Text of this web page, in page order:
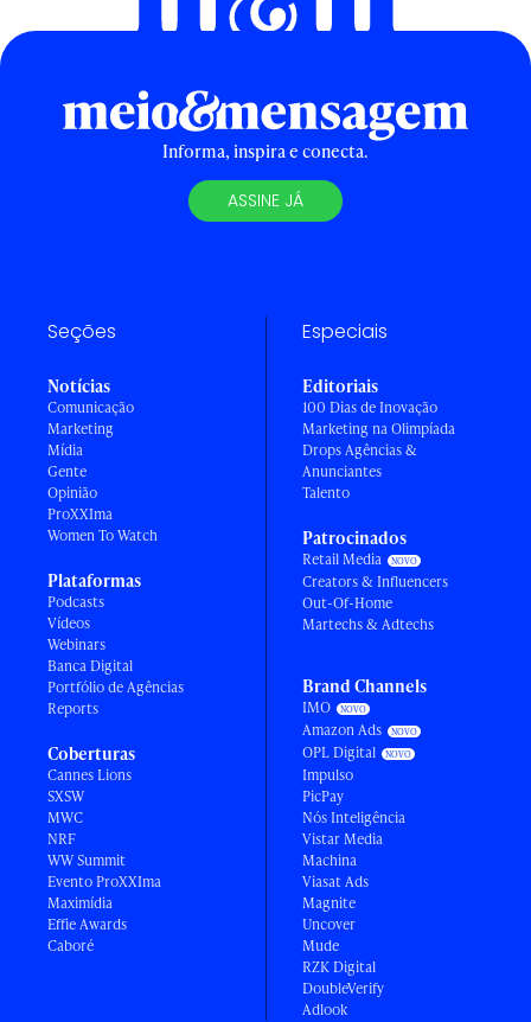
Informa, inspira e conecta.
ASSINE JÁ
Seções
Notícias
Comunicação
Marketing
Mídia
Gente
Opinião
ProXXIma
Women To Watch
Plataformas
Podcasts
Vídeos
Webinars
Banca Digital
Portfólio de Agências
Reports
Coberturas
Cannes Lions
SXSW
MWC
NRF
WW Summit
Evento ProXXIma
Maximídia
Effie Awards
Caboré
Especiais
Editoriais
100 Dias de Inovação
Marketing na Olimpíada
Drops Agências &
Anunciantes
Talento
Patrocinados
Retail Media
Creators & Influencers
Out-Of-Home
Martechs & Adtechs
Brand Channels
IMO
Amazon Ads
OPL Digital
Impulso
PicPay
Nós Inteligência
Vistar Media
Machina
Viasat Ads
Magnite
Uncover
Mude
RZK Digital
DoubleVerify
Adlook